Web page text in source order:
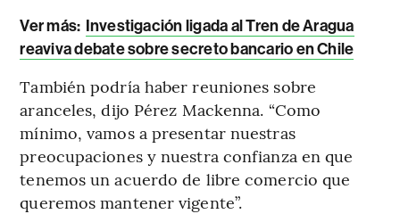
Ver más: Investigación ligada al Tren de Aragua
reaviva debate sobre secreto bancario en Chile
También podría haber reuniones sobre
aranceles, dijo Pérez Mackenna. “Como
mínimo, vamos a presentar nuestras
preocupaciones y nuestra confianza en que
tenemos un acuerdo de libre comercio que
queremos mantener vigente”.